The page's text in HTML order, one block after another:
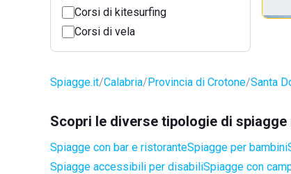
Corsi di kitesurfing
Corsi di vela
Spiagge.it Calabria Provincia di Crotone Santa
Scopri le diverse tipologie di spiagge
Spiagge con bar e ristoranteSpiagge per bambini
Spiagge accessibili per disabiliSpiagge con